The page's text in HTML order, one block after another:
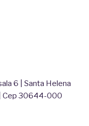
6 | Santa Helena
Cep 30644-000